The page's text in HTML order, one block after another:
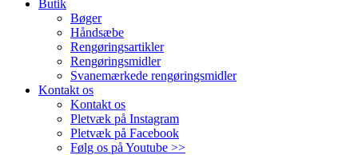
Butik
Bøger
Håndsæbe
Rengøringsartikler
Rengøringsmidler
Svanemærkede rengøringsmidler
Kontakt os
Kontakt os
Pletvæk på Instagram
Pletvæk på Facebook
Følg os på Youtube >>